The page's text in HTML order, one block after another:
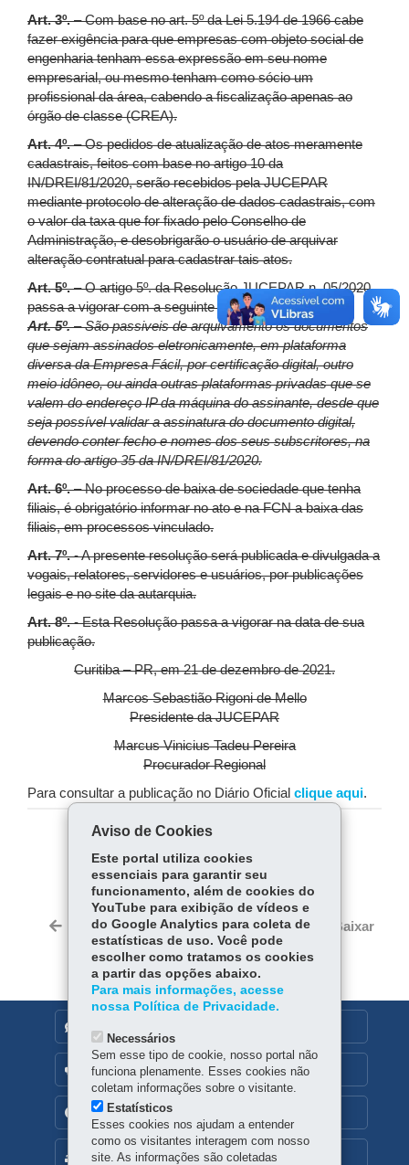
Art. 3º.– Com base no art. 5º da Lei 5.194 de 1966 cabe
fazer exigência para que empresas com objeto social de
engenharia tenham essa expressão em seu nome
empresarial, ou mesmo tenham como sócio um
profissional da área, cabendo a fiscalização apenas ao
órgão de classe (CREA).
Art. 4º.– Os pedidos de atualização de atos meramente
cadastrais, feitos com base no artigo 10 da
IN/DREI/81/2020, serão recebidos pela JUCEPAR
mediante protocolo de alteração de dados cadastrais, com
o valor da taxa que for fixado pelo Conselho de
Administração, e desobrigarão o usuário de arquivar
alteração contratual para cadastrar tais atos.
Art. 5º.– O artigo 5º. da Resolução JUCEPAR n. 05/2020
passa a vigorar com a seguinte redação:
Art. 5º.– São passiveis de arquivamento os documentos
que sejam assinados eletronicamente, em plataforma
diversa da Empresa Fácil, por certificação digital, outro
meio idôneo, ou ainda outras plataformas privadas que se
valem do endereço IP da máquina do assinante, desde que
seja possível validar a assinatura do documento digital,
devendo conter fecho e nomes dos seus subscritores, na
forma do artigo 35 da IN/DREI/81/2020.
Art. 6º.– No processo de baixa de sociedade que tenha
filiais, é obrigatório informar no ato e na FCN a baixa das
filiais, em processos vinculado.
Art. 7º.- A presente resolução será publicada e divulgada a
vogais, relatores, servidores e usuários, por publicações
legais e no site da autarquia.
Art. 8º.- Esta Resolução passa a vigorar na data de sua
publicação.
Curitiba – PR, em 21 de dezembro de 2021.
Marcos Sebastião Rigoni de Mello
Presidente da JUCEPAR
Marcus Vinicius Tadeu Pereira
Procurador Regional
Para consultar a publicação no Diário Oficial clique aqui.
Fa
ce
bo
ok
Tw
itt
er
ha
ts
Ap
p
Voltar Início Imprimir Baixar
MAPA DO SITE
OUVIDORIA
TRANSPARÊNCIA INSTITUCIONAL
Aviso de Cookies
Este portal utiliza cookies
essenciais para garantir seu
funcionamento, além de cookies do
YouTube para exibição de vídeos e
do Google Analytics para coleta de
estatísticas de uso. Você pode
escolher como tratamos os cookies
a partir das opções abaixo.
Para mais informações, acesse
nossa Política de Privacidade.
Necessários
Sem esse tipo de cookie, nosso portal não
funciona plenamente. Esses cookies não
coletam informações sobre o visitante.
Estatísticos
Esses cookies nos ajudam a entender
como os visitantes interagem com nosso
site. As informações são coletadas